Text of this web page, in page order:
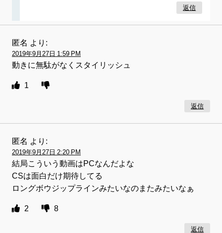
返信
匿名 より:
2019年9月27日 1:59 PM
動きに無駄がなくスタイリッシュ
1
返信
匿名 より:
2019年9月27日 2:20 PM
結局こういう動画はPCなんだよな
CSは面白だけ期待してる
ロングボウジップラインみたいなのまたみたいなぁ
2 8
返信